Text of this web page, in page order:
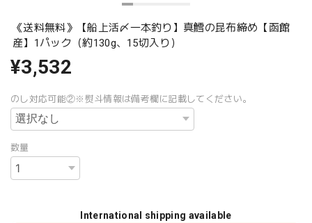
《送料無料》【船上活〆一本釣り】真鱈の昆布締め【函館
産】1パック（約130g、15切入り）
¥3,532
のし対応可能②※熨斗情報は備考欄に記載してください。
数量
International shipping available